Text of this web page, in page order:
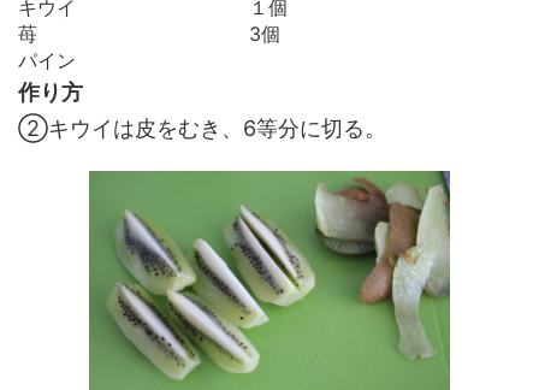
キウイ １個
苺 3個
パイン
作り方
②キウイは皮をむき、6等分に切る。